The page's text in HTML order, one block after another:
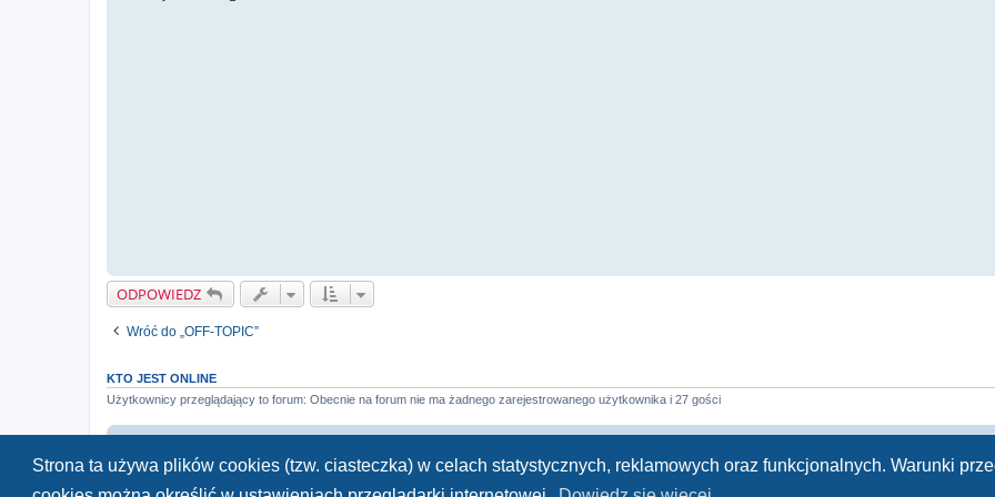
Strona ta używa plików cookies (tzw. ciasteczka) w celach statystycznych, reklamowych oraz funkcjonalnych. Warunki
ODPOWIEDZ
Wróć do „OFF-TOPIC”
KTO JEST ONLINE
Użytkownicy przeglądający to forum: Obecnie na forum nie ma żadnego zarejestrowanego użytkownika i 27 gości
Technologię dostarczaphpBB ® Forum Software © phpBB Limited
Polski pakiet językowy dostarcza